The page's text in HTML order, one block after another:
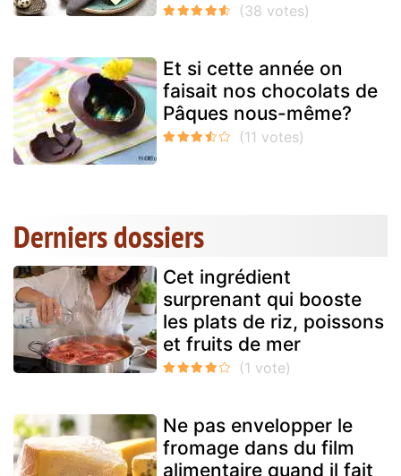
Et si cette année on
faisait nos chocolats de
Pâques nous-même?
Derniers dossiers
Cet ingrédient
surprenant qui booste
les plats de riz, poissons
et fruits de mer
Ne pas envelopper le
fromage dans du film
alimentaire quand il fait